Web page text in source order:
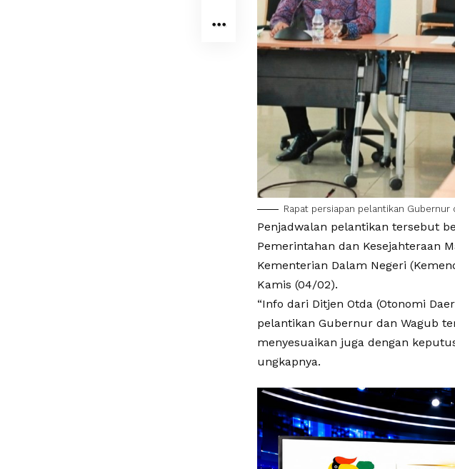
Rapat persiapan pelantikan Gubernur
Penjadwalan pelantikan tersebut
Pemerintahan dan Kesejahteraan
Kementerian Dalam Negeri
Kamis (04/02).
“Info dari Ditjen Otda (Otonomi
pelantikan Gubernur dan Wagub
menyesuaikan juga dengan
ungkapnya.